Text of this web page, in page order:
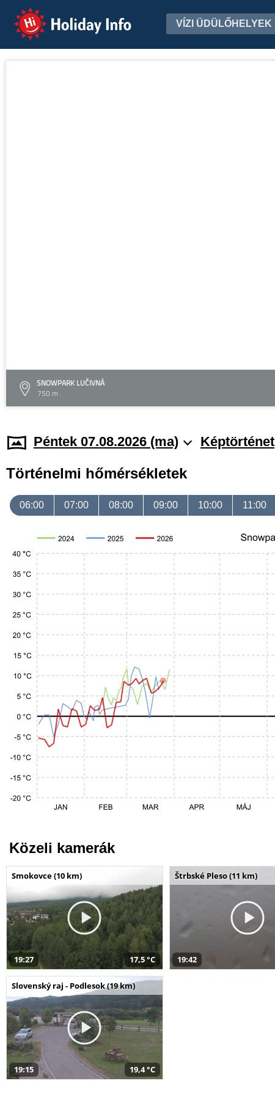
Holiday Info VÍZI ÜDÜLŐHELYEK
SNOWPARK LUČIVNÁ
750 m
Péntek 07.08.2026 (ma) Képtörténet
Történelmi hőmérsékletek
06:00 07:00 08:00 09:00 10:00 11:00
Közeli kamerák
Smokovce (10 km)
19:27 17,5 °C
Štrbské Pleso (11 km)
19:42
Slovenský raj - Podlesok (19 km)
19:15 19,4 °C